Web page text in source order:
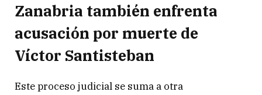
Zanabria también enfrenta
acusación por muerte de
Víctor Santisteban
Este proceso judicial se suma a otra